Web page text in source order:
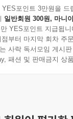
157
포인트 3만원을 드
일반회원 300원, 마니
YES포인트 지급됩니
부터 마지막 회차 주
사락 독서모임 게시
패션 및 판매금지 상